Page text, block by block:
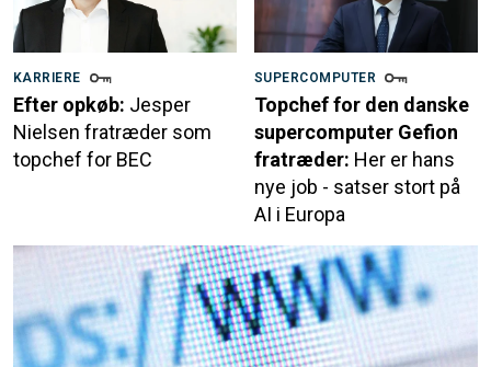
KARRIERE
Efter opkøb: Jesper
Nielsen fratræder som
topchef for BEC
SUPERCOMPUTER
Topchef for den danske
supercomputer Gefion
fratræder: Her er hans
nye job - satser stort på
AI i Europa